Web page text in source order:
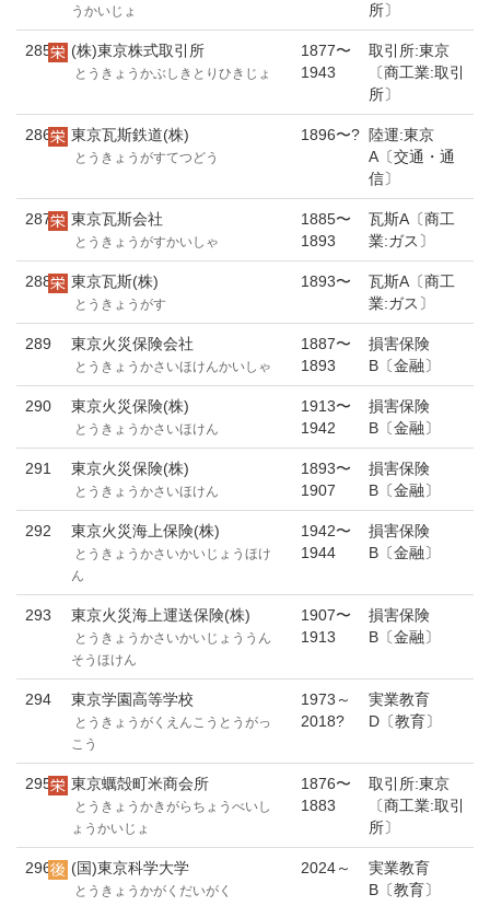
うかいじょ
所〕
285 (株)東京株式取引所
とうきょうかぶしきとりひきじょ
1877〜
1943
取引所:東京
〔商工業:取引
所〕
286 東京瓦斯鉄道(株)
とうきょうがすてつどう
1896〜? 陸運:東京
A〔交通・通
信〕
287 東京瓦斯会社
とうきょうがすかいしゃ
1885〜
1893
瓦斯A〔商工
業:ガス〕
288 東京瓦斯(株)
とうきょうがす
1893〜
瓦斯A〔商工
業:ガス〕
289 東京火災保険会社
とうきょうかさいほけんかいしゃ
1887〜
1893
損害保険
B〔金融〕
290 東京火災保険(株)
とうきょうかさいほけん
1913〜
1942
損害保険
B〔金融〕
291 東京火災保険(株)
とうきょうかさいほけん
1893〜
1907
損害保険
B〔金融〕
292 東京火災海上保険(株)
とうきょうかさいかいじょうほけ
ん
1942〜
1944
損害保険
B〔金融〕
293 東京火災海上運送保険(株)
とうきょうかさいかいじょううん
そうほけん
1907〜
1913
損害保険
B〔金融〕
294 東京学園高等学校
とうきょうがくえんこうとうがっ
こう
1973～
2018?
実業教育
D〔教育〕
295 東京蠣殻町米商会所
とうきょうかきがらちょうべいし
ょうかいじょ
1876〜
1883
取引所:東京
〔商工業:取引
所〕
296 (国)東京科学大学
とうきょうかがくだいがく
2024～
実業教育
B〔教育〕